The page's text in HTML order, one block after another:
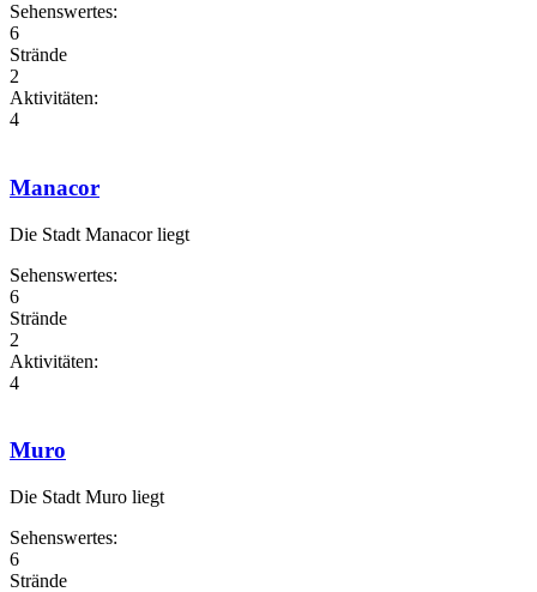
Sehenswertes:
6
Strände
2
Aktivitäten:
4
Manacor
Die Stadt Manacor liegt
Sehenswertes:
6
Strände
2
Aktivitäten:
4
Muro
Die Stadt Muro liegt
Sehenswertes:
6
Strände